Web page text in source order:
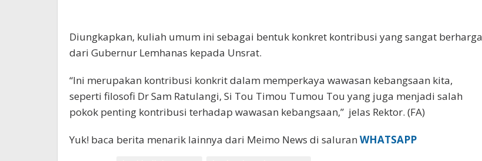
Diungkapkan, kuliah umum ini sebagai bentuk konkret kontribusi yang sangat berharga
dari Gubernur Lemhanas kepada Unsrat.
“Ini merupakan kontribusi konkrit dalam memperkaya wawasan kebangsaan kita,
seperti filosofi Dr Sam Ratulangi, Si Tou Timou Tumou Tou yang juga menjadi salah
pokok penting kontribusi terhadap wawasan kebangsaan,” jelas Rektor. (FA)
Yuk! baca berita menarik lainnya dari Meimo News di saluran WHATSAPP